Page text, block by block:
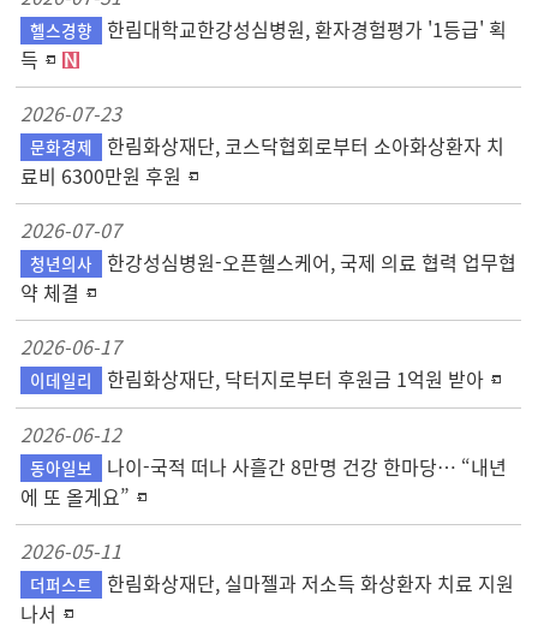
헬스경향
한림대학교한강성심병원, 환자경험평가 '1등급' 획
득
2026-07-23
문화경제
한림화상재단, 코스닥협회로부터 소아화상환자 치
료비 6300만원 후원
2026-07-07
청년의사
한강성심병원-오픈헬스케어, 국제 의료 협력 업무협
약 체결
2026-06-17
이데일리 한림화상재단, 닥터지로부터 후원금 1억원 받아
2026-06-12
동아일보
나이-국적 떠나 사흘간 8만명 건강 한마당… “내년
에 또 올게요”
2026-05-11
더퍼스트
한림화상재단, 실마젤과 저소득 화상환자 치료 지원
나서